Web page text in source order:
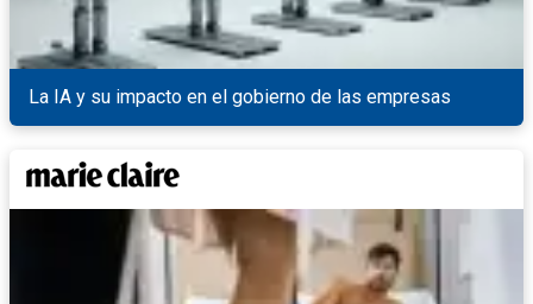
La IA y su impacto en el gobierno de las empresas